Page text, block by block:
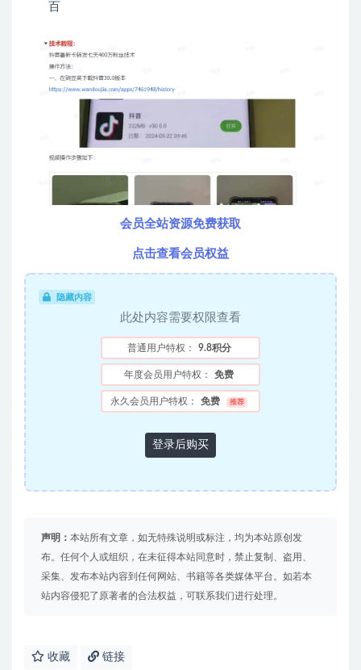
百
会员全站资源免费获取
点击查看会员权益
隐藏内容
此处内容需要权限查看
普通用户特权： 9.8积分
年度会员用户特权： 免费
永久会员用户特权： 免费 推荐
登录后购买
声明： 本站所有文章，如无特殊说明或标注，均为本站原创发
布。任何个人或组织，在未征得本站同意时，禁止复制、盗用、
采集、发布本站内容到任何网站、书籍等各类媒体平台。如若本
站内容侵犯了原著者的合法权益，可联系我们进行处理。
收藏 链接